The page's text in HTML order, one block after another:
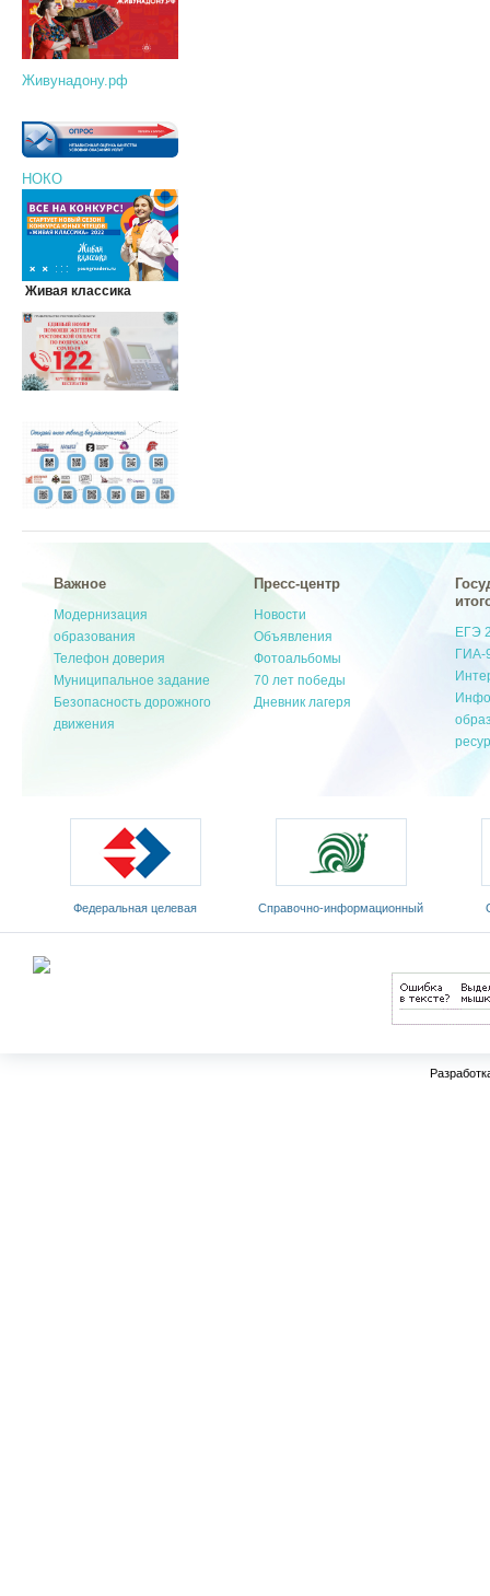
Живунадону.рф
НОКО
Живая классика
Важное
Модернизация
образования
Телефон доверия
Муниципальное задание
Безопасность дорожного
движения
Пресс-центр
Новости
Объявления
Фотоальбомы
70 лет победы
Дневник лагеря
ЕГЭ
ГИА-
Федеральная целевая
программа развития
Cправочно-информационный
портал «Русский язык»